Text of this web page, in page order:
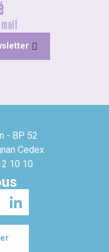
- BP 52
Cedex
10 10